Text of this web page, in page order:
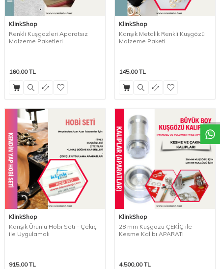
KlinkShop
Renkli Kuşgözleri Aparatsız
Malzeme Paketleri
160,00TL
KlinkShop
Karışık Metalik Renkli Kuşgözü
Malzeme Paketi
145,00TL
KlinkShop
Karışık Ürünlü Hobi Seti - Çekiç
ile Uygulamalı
915,00TL
KlinkShop
28 mm Kuşgözü ÇEKİÇ ile
Kesme Kalıbı APARATI
4.500,00TL